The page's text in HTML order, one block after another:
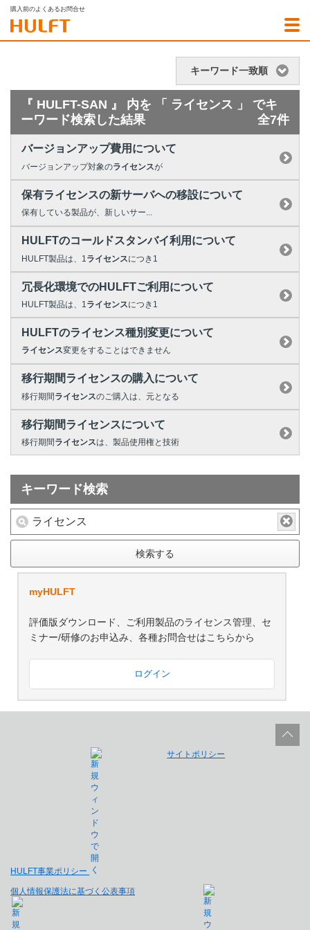
購入前のよくあるお問合せ
キーワード一致順
『 HULFT-SAN 』 内を 「 ライセンス 」 でキ
ーワード検索した結果
全7件
バージョンアップ費用について
バージョンアップ対象のライセンスが
保有ライセンスの新サーバへの移設について
保有している製品が、新しいサー...
HULFTのコールドスタンバイ利用について
HULFT製品は、1 ライセンスにつき1
冗長化環境でのHULFTご利用について
HULFT製品は、1ライセンスにつき1
HULFTのライセンス種別変更について
ライセンス変更をすることはできません
移行期間ライセンスの購入について
移行期間ライセンスのご購入は、元となる
移行期間ライセンスについて
移行期間 ライセンスは、製品使用権と技術
キーワード検索
検索する
myHULFT
評価版ダウンロード、ご利用製品のライセンス管理、セ
ミナー/研修のお申込み、各種お問合せはこちらから
ログイン
HULFT事業ポリシー
サイトポリシー
個人情報保護法に基づく公表事項